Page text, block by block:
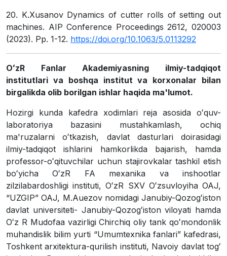
20. K.XusanovDynamics of cutter rolls of setting out
machines. AIP Conference Proceedings 2612, 020003
(2023). Рр. 1-12. https://doi.org/10.1063/5.0113292
OʻzR Fanlar Akademiyasning ilmiy-tadqiqot
institutlari va boshqa institut va korxonalar bilan
birgalikda olib borilgan ishlar haqida ma'lumot.
Hozirgi kunda kafedra xodimlari reja asosida oʻquv-
laboratoriya bazasini mustahkamlash, ochiq
ma'ruzalarni oʻtkazish, davlat dasturlari doirasidagi
ilmiy-tadqiqot ishlarini hamkorlikda bajarish, hamda
professor-oʻqituvchilar uchun stajirovkalar tashkil etish
boʻyicha OʻzR FA mexanika va inshootlar
zilzilabardoshligi instituti, OʻzR SXV Oʻzsuvloyiha OAJ,
“UZGIP” OAJ, M.Auezov nomidagi Janubiy-Qozogʻiston
davlat universiteti- Janubiy-Qozogʻiston viloyati hamda
Oʻz R Mudofaa vazirligi Chirchiq oliy tank qoʻmondonlik
muhandislik bilim yurti “Umumtexnika fanlari” kafedrasi,
Toshkent arxitektura-qurilish instituti, Navoiy davlat togʻ